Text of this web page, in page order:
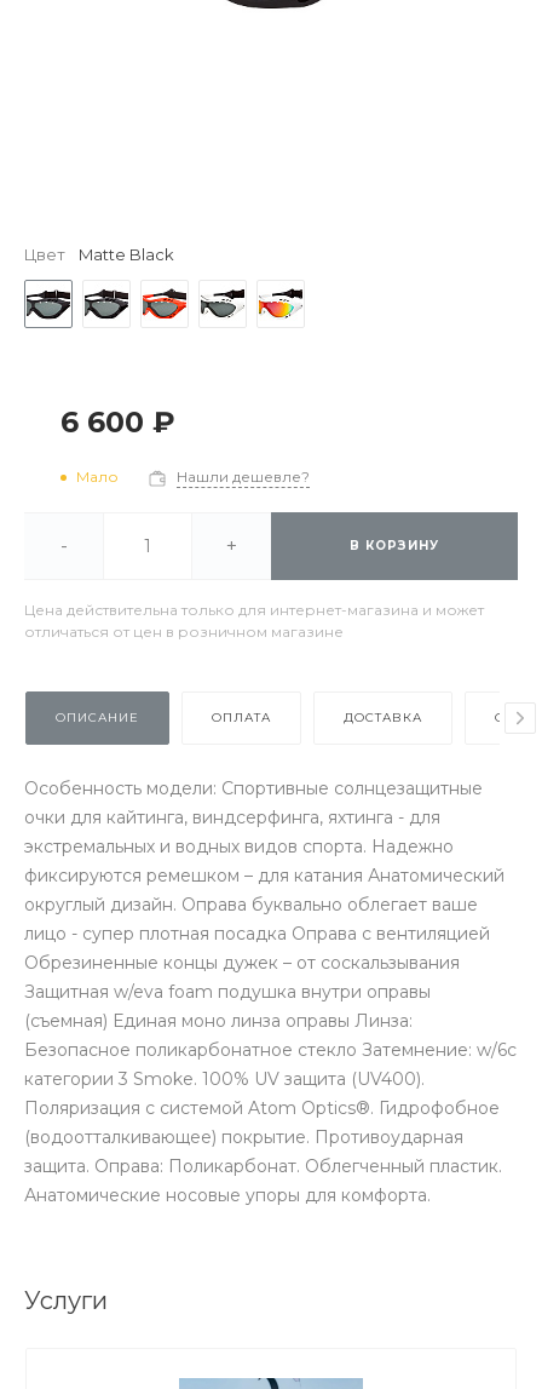
Цвет Matte Black
6 600 ₽
Мало Нашли дешевле?
- + В КОРЗИНУ
Цена действительна только для интернет-магазина и может
отличаться от цен в розничном магазине
ОПИСАНИЕ ОПЛАТА ДОСТАВКА
Особенность модели: Спортивные солнцезащитные
очки для кайтинга, виндсерфинга, яхтинга - для
экстремальных и водных видов спорта. Надежно
фиксируются ремешком – для катания Анатомический
округлый дизайн. Оправа буквально облегает ваше
лицо - супер плотная посадка Оправа с вентиляцией
Обрезиненные концы дужек – от соскальзывания
Защитная w/eva foam подушка внутри оправы
(съемная) Единая моно линза оправы Линза:
Безопасное поликарбонатное стекло Затемнение: w/6c
категории 3 Smoke. 100% UV защита (UV400).
Поляризация с системой Atom Optics®. Гидрофобное
(водоотталкивающее) покрытие. Противоударная
защита. Оправа: Поликарбонат. Облегченный пластик.
Анатомические носовые упоры для комфорта.
Услуги